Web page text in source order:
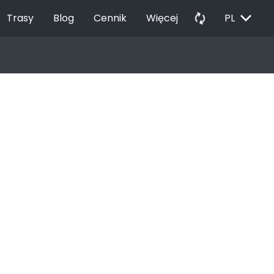
Trasy Blog Cennik Więcej autorenew PL EXPAND_MORE